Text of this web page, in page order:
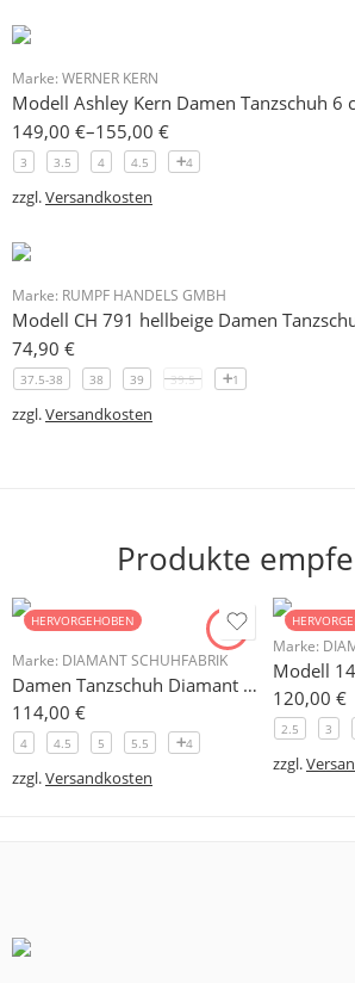
Marke: WERNER KERN
Modell Ashley Kern Damen Tanzschuh 6
149,00 €–155,00 €
3 3.5 4 4.5 4
zzgl.Versandkosten
Marke: RUMPF HANDELS GMBH
Modell CH 791 hellbeige Damen
74,90 €
37.5-38 38 39 39.5 1
zzgl.Versandkosten
Produkte
HERVORGEHOBEN
Marke: DIAMANT SCHUHFABRIK
Damen Tanzschuh Diamant Modell 105
114,00 €
4 4.5 5 5.5 4
zzgl.Versandkosten
Marke:
120,00 €
2.5 3
zzgl.